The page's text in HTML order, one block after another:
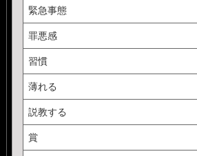
緊急事態
罪悪感
習慣
薄れる
説教する
賞